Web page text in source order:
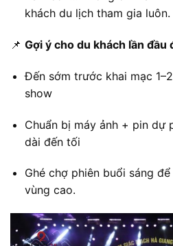
khách du lịch tham gia luôn.
📌 Gợi ý cho du khách lần đầu
Đến sớm trước khai mạc
show
Chuẩn bị máy ảnh + pin dự
dài đến tối
Ghé chợ phiên buổi sáng
vùng cao.